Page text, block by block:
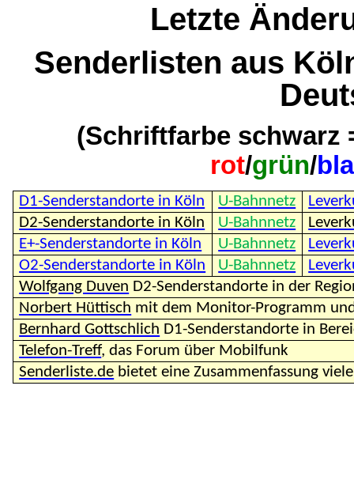
Letzte
Senderlisten aus
(Schriftfarbe schwarz
rot/grün/
D1-Senderstandorte in Köln U-Bahnnetz
D2-Senderstandorte in Köln
U-Bahnnetz
E+-Senderstandorte in Köln
U-Bahnnetz
O2-Senderstandorte in Köln
U-Bahnnetz
Wolfgang Duven D2-Senderstandorte in der
Norbert Hüttisch mit dem Monitor-Programm
Bernhard Gottschlich D1-Senderstandorte in
Telefon-Treff, das Forum über Mobilfunk
Senderliste.de bietet eine Zusammenfassung